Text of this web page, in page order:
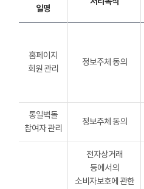
일명
홈페이지
회원 관리
정보주체 동의
통일벽돌
참여자 관리
정보주체 동의
전자상거래
등에서의
소비자보호에 관한